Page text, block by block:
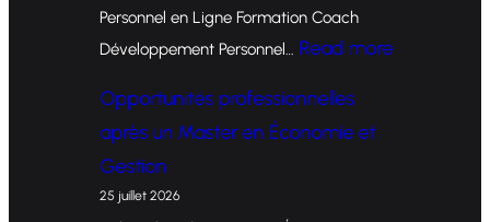
Personnel en Ligne Formation Coach
Développement Personnel… Read more:
Opportunités professionnelles
après un Master en Économie et
Gestion
25 juillet 2026